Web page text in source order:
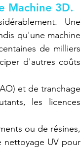
Machine 3D.
Une
qu'une machine
de milliers
d'autres coûts
et de tranchage
les licences
ou de résines,
nettoyage UV pour